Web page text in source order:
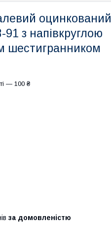
оцинкований
з напівкруглою
шестигранником
— 100 ₴
за домовленістю